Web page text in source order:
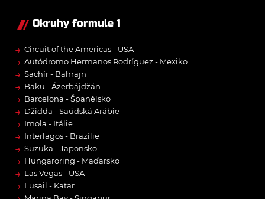
Okruhy formule 1
→ Circuit of the Americas - USA
→ Autódromo Hermanos Rodríguez - Mexiko
→ Sachír - Bahrajn
→ Baku - Ázerbájdžán
→ Barcelona - Španělsko
→ Džidda - Saúdská Arábie
→ Imola - Itálie
→ Interlagos - Brazílie
→ Suzuka - Japonsko
→ Hungaroring - Maďarsko
→ Las Vegas - USA
→ Lusail - Katar